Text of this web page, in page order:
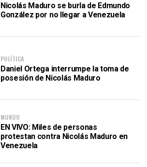
Nicolás Maduro se burla de Edmundo
González por no llegar a Venezuela
POLÍTICA
Daniel Ortega interrumpe la toma de
posesión de Nicolás Maduro
MUNDO
EN VIVO: Miles de personas
protestan contra Nicolás Maduro en
Venezuela